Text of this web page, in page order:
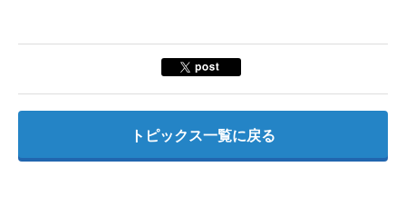
トピックス一覧に戻る